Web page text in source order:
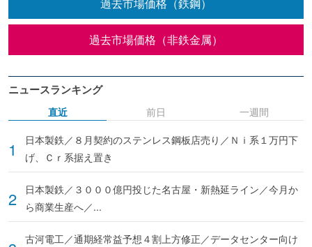
過去市場価格（鉄鋼）
過去市場価格（非鉄金属）
ニュースランキング
直近
日本製鉄／８月契約のステンレス鋼板店売り／Ｎｉ系１万円下
げ、Ｃｒ系据え置き
日本製鉄／３０００億円投じた名古屋・新熱延ライン／今月か
ら商業生産へ／...
古河電工／通期経常益予想４割上方修正／データセンター向け
前日 一週間